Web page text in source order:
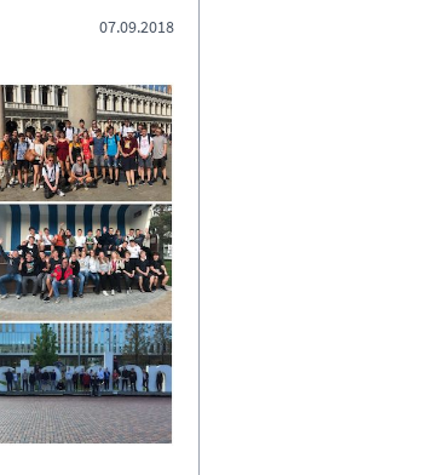
07.09.2018